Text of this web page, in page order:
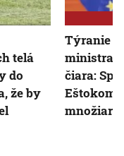
telá
do
že by
Týranie
ministra
čiara:
Eštokom